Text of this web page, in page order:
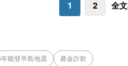
1 2 全
能登半島地震 募金詐欺